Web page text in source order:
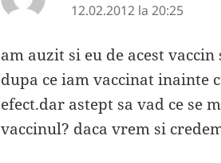
12.02.2012 la 20:25
am auzit si eu de acest
dupa ce iam vaccinat inainte
efect.dar astept sa vad ce se
vaccinul? daca vrem si